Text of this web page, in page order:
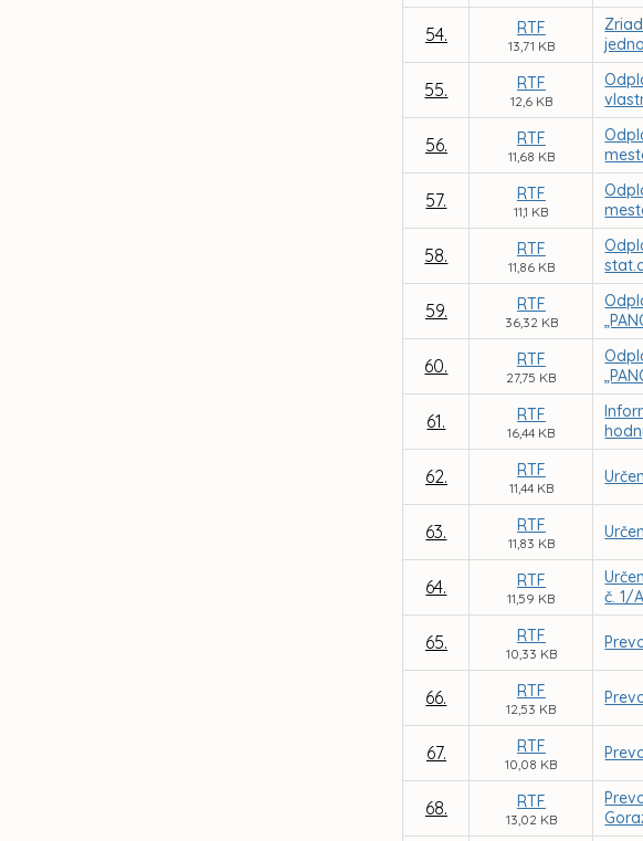
54. RTF
13,71 KB
55. RTF
12,6 KB
56. RTF
11,68 KB
57. RTF
11,1 KB
58. RTF
11,86 KB
59. RTF
36,32 KB
60. RTF
27,75 KB
61. RTF
16,44 KB
62. RTF
11,44 KB
63. RTF
11,83 KB
64. RTF
11,59 KB
č. 1/A
65. RTF
10,33 KB
66. RTF
12,53 KB
67. RTF
10,08 KB
68. RTF
13,02 KB